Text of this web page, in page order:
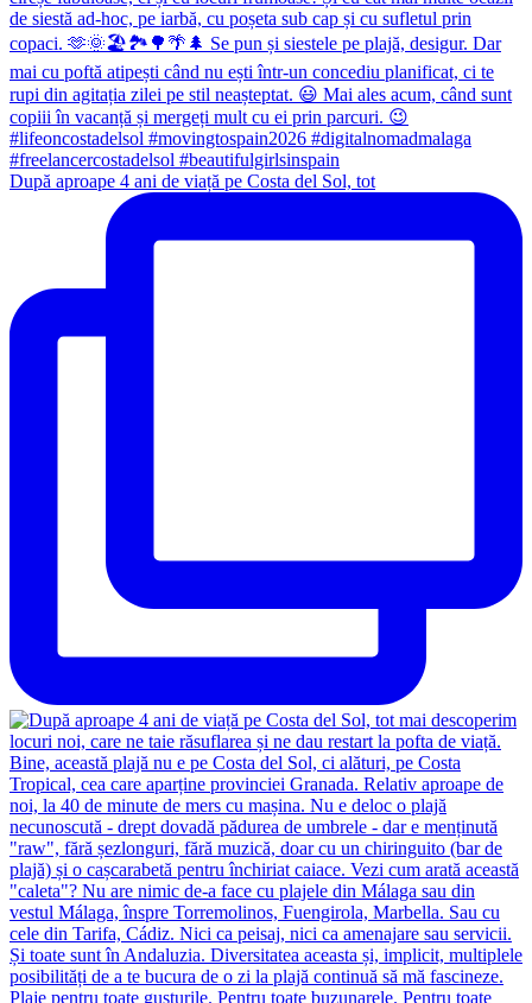
După aproape 4 ani de viață pe Costa del Sol, tot